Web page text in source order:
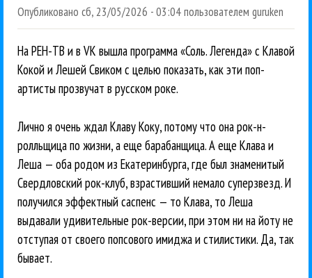
Опубликовано сб, 23/05/2026 - 03:04пользователем guruken
На РЕН-ТВ и в VK вышла программа «Соль. Легенда» с Клавой
Кокой и Лешей Свиком с целью показать, как эти поп-
артисты прозвучат в русском роке.
Лично я очень ждал Клаву Коку, потому что она рок-н-
ролльщица по жизни, а еще барабанщица. А еще Клава и
Леша — оба родом из Екатеринбурга, где был знаменитый
Свердловский рок-клуб, взрастивший немало суперзвезд. И
получился эффектный саспенс — то Клава, то Леша
выдавали удивительные рок-версии, при этом ни на йоту не
отступая от своего попсового имиджа и стилистики. Да, так
бывает.